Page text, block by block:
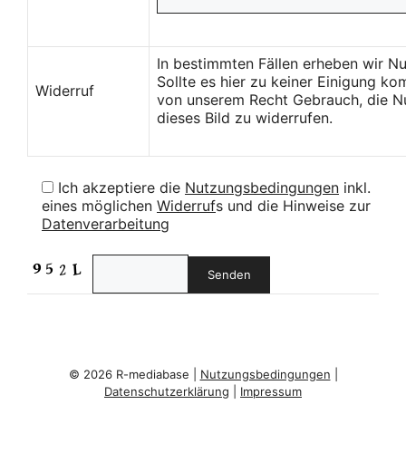
Widerruf
In bestimmten Fällen erheben wir
Sollte es hier zu keiner Einigung
von unserem Recht Gebrauch, die
dieses Bild zu widerrufen.
Ich akzeptiere die Nutzungsbedingungen inkl.
eines möglichen Widerrufs und die Hinweise zur
Datenverarbeitung
© 2026 R-mediabase | Nutzungsbedingungen
Datenschutzerklärung
Impressum